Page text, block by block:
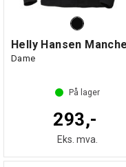
Dame
På lager
293,-
Eks. mva.